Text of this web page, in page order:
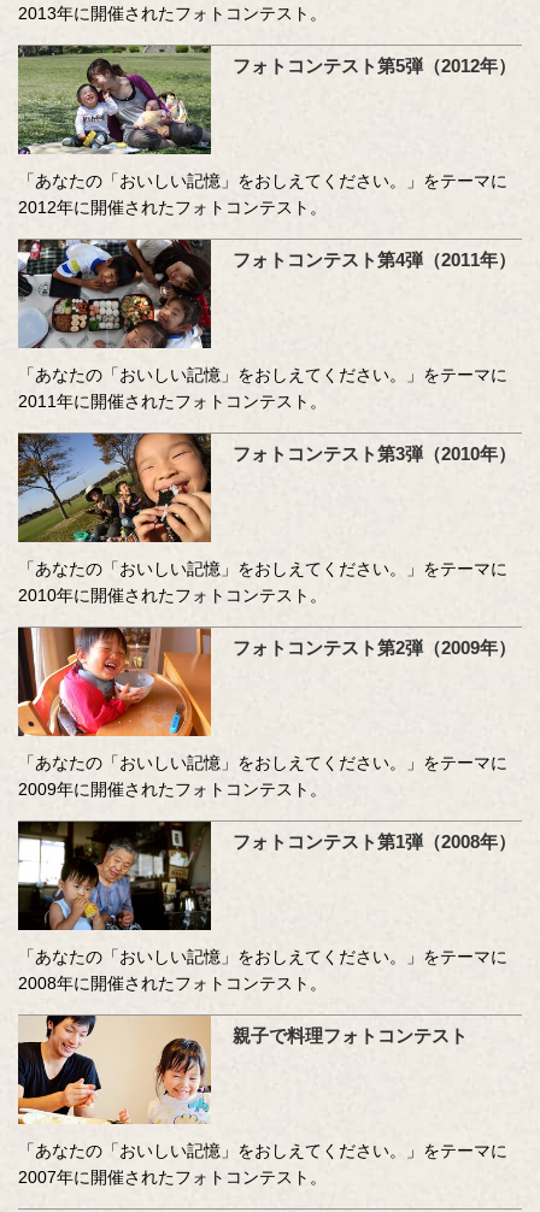
2013年に開催されたフォトコンテスト。
フォトコンテスト第5弾（2012年）
「あなたの「おいしい記憶」をおしえてください。」をテーマに
2012年に開催されたフォトコンテスト。
フォトコンテスト第4弾（2011年）
「あなたの「おいしい記憶」をおしえてください。」をテーマに
2011年に開催されたフォトコンテスト。
フォトコンテスト第3弾（2010年）
「あなたの「おいしい記憶」をおしえてください。」をテーマに
2010年に開催されたフォトコンテスト。
フォトコンテスト第2弾（2009年）
「あなたの「おいしい記憶」をおしえてください。」をテーマに
2009年に開催されたフォトコンテスト。
フォトコンテスト第1弾（2008年）
「あなたの「おいしい記憶」をおしえてください。」をテーマに
2008年に開催されたフォトコンテスト。
親子で料理フォトコンテスト
「あなたの「おいしい記憶」をおしえてください。」をテーマに
2007年に開催されたフォトコンテスト。